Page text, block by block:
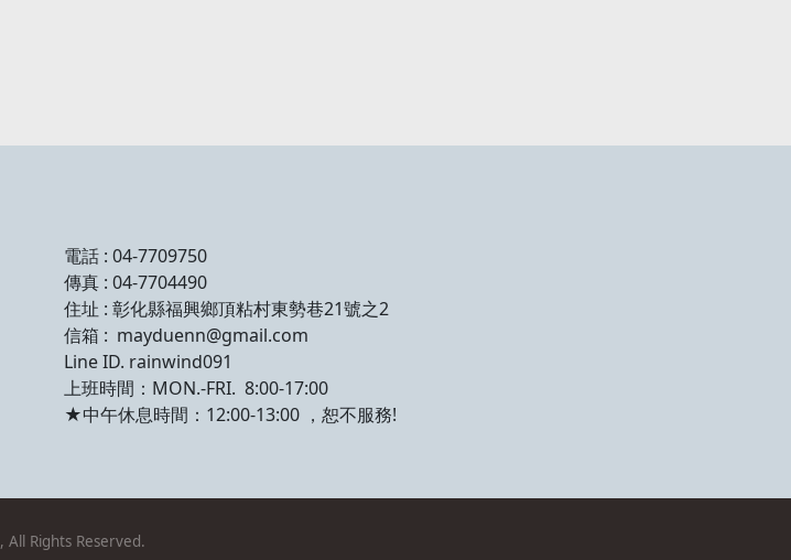
電話 : 04-7709750
傳真 : 04-7704490
住址 : 彰化縣福興鄉頂粘村東勢巷21號之2
信箱 : mayduenn@gmail.com
Line ID. rainwind091
上班時間：MON.-FRI. 8:00-17:00
★中午休息時間：12:00-13:00 ，恕不服務!
, All Rights Reserved.